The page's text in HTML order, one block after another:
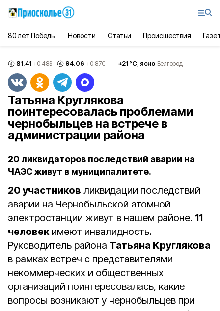
80 лет Победы Новости Статьи Происшествия
81.41 +0.48$ 94.06 +0.87€ +21°С, ясно Белгород
Татьяна Круглякова
поинтересовалась проблемами
чернобыльцев на встрече в
администрации района
20 ликвидаторов последствий аварии на
ЧАЭС живут в муниципалитете.
20 участников ликвидации последствий
аварии на Чернобыльской атомной
электростанции живут в нашем районе. 11
человекимеют инвалидность.
Руководитель района Татьяна Круглякова
в рамках встреч с представителями
некоммерческих и общественных
организаций поинтересовалась, какие
вопросы возникают у чернобыльцев при